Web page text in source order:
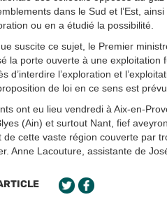
dans le Sud et l’Est,
ou en a étudié la possibilité.
suscite ce sujet, le Premier
la porte ouverte à une exploitation
d’interdire l’exploration et
de loi en ce sens est
ont eu lieu vendredi à Aix-en-
(Ain) et surtout Nant, fief
de cette vaste région couverte par
Anne Lacouture, assistante de